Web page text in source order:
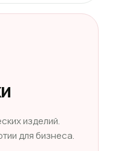
изделий.
для бизнеса.